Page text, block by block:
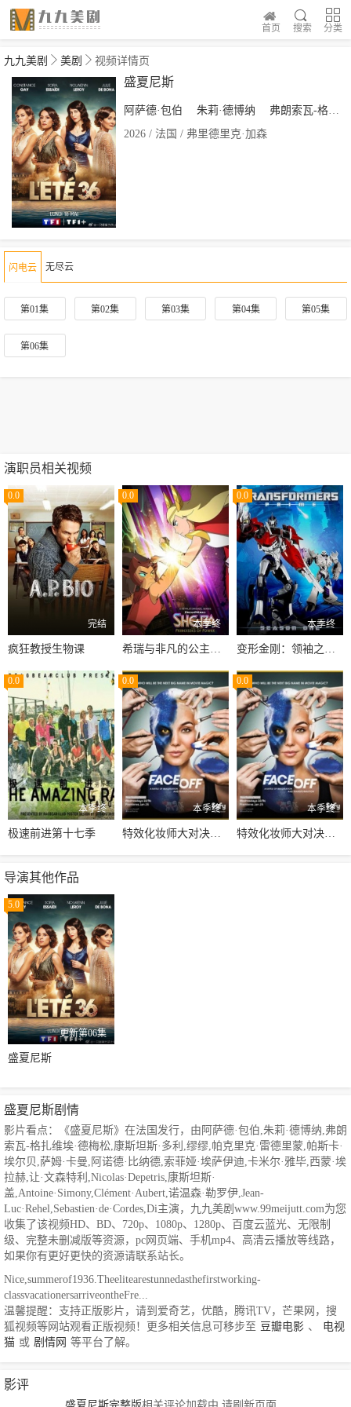
分类
搜索
首页
九九美剧 美剧 视频详情页
盛夏尼斯
阿萨德·包伯 朱莉·德博纳
弗朗索瓦-格扎维埃·德梅松
2026 / 法国 / 弗里德里克·加森
闪电云 无尽云
第01集 第02集 第03集 第04集 第05集
第06集
演职员相关视频
0.0
完结
疯狂教授生物课
0.0
本季终
0.0
本季终
0.0
本季终
极速前进第十七季
0.0
本季终
特效化妆师大对决第七季
0.0
本季终
特效化妆师大对决第九季
导演其他作品
5.0
更新第06集
盛夏尼斯
盛夏尼斯剧情
影片看点：《盛夏尼斯》在法国发行，由阿萨德·包伯,朱莉·德博纳,弗朗
索瓦-格扎维埃·德梅松,康斯坦斯·多利,缪缪,帕克里克·雷德里蒙,帕斯卡·
埃尔贝,萨姆·卡曼,阿诺德·比纳德,索菲娅·埃萨伊迪,卡米尔·雅毕,西蒙·埃
拉赫,让·文森特利,Nicolas·Depetris,康斯坦斯·
盖,Antoine·Simony,Clément·Aubert,诺温森·勒罗伊,Jean-
Luc·Rehel,Sebastien·de·Cordes,Di主演，九九美剧www.99meijutt.com为您
收集了该视频HD、BD、720p、1080p、1280p、百度云蓝光、无限制
级、完整未删减版等资源，pc网页端、手机mp4、高清云播放等线路，
如果你有更好更快的资源请联系站长。
Nice,summerof1936.Theelitearestunnedasthefirstworking-
classvacationersarriveontheFre...
温馨提醒：支持正版影片，请到爱奇艺，优酷，腾讯TV，芒果网，搜
狐视频等网站观看正版视频！更多相关信息可移步至 豆瓣电影 、
电视
猫 或 剧情网 等平台了解。
影评
盛夏尼斯完整版相关评论加载中,请刷新页面...